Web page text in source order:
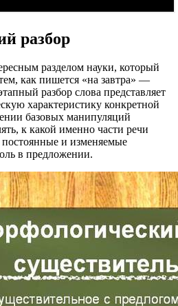
разбор
разделом науки, который
как пишется «на завтра» —
разбор слова представляет
характеристику конкретной
базовых манипуляций
к какой именно части речи
и изменяемые
в предложении.